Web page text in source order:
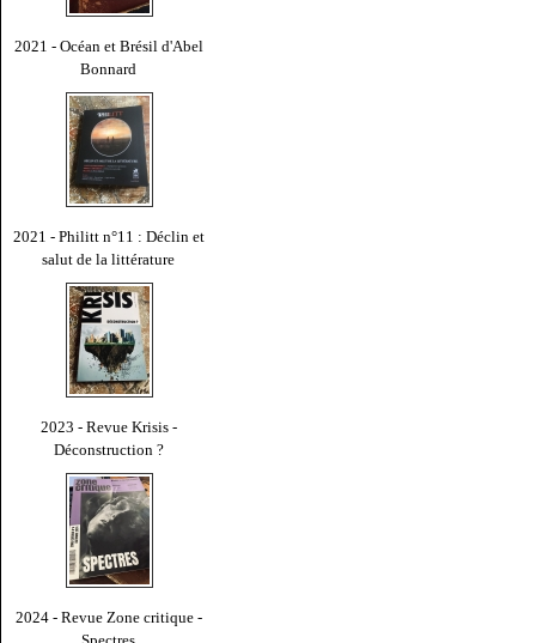
2021 - Océan et Brésil d'Abel
Bonnard
2021 - Philitt n°11 : Déclin et
salut de la littérature
2023 - Revue Krisis -
Déconstruction ?
2024 - Revue Zone critique -